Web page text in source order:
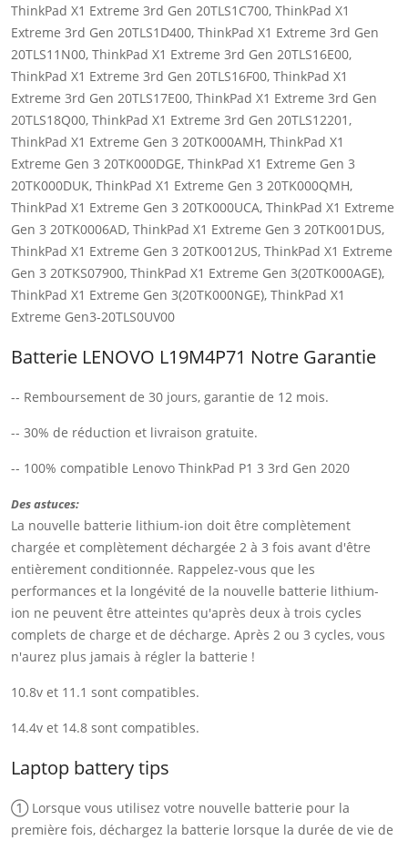
ThinkPad X1 Extreme 3rd Gen 20TLS1C700, ThinkPad X1
Extreme 3rd Gen 20TLS1D400, ThinkPad X1 Extreme 3rd Gen
20TLS11N00, ThinkPad X1 Extreme 3rd Gen 20TLS16E00,
ThinkPad X1 Extreme 3rd Gen 20TLS16F00, ThinkPad X1
Extreme 3rd Gen 20TLS17E00, ThinkPad X1 Extreme 3rd Gen
20TLS18Q00, ThinkPad X1 Extreme 3rd Gen 20TLS12201,
ThinkPad X1 Extreme Gen 3 20TK000AMH, ThinkPad X1
Extreme Gen 3 20TK000DGE, ThinkPad X1 Extreme Gen 3
20TK000DUK, ThinkPad X1 Extreme Gen 3 20TK000QMH,
ThinkPad X1 Extreme Gen 3 20TK000UCA, ThinkPad X1 Extreme
Gen 3 20TK0006AD, ThinkPad X1 Extreme Gen 3 20TK001DUS,
ThinkPad X1 Extreme Gen 3 20TK0012US, ThinkPad X1 Extreme
Gen 3 20TKS07900, ThinkPad X1 Extreme Gen 3(20TK000AGE),
ThinkPad X1 Extreme Gen 3(20TK000NGE), ThinkPad X1
Extreme Gen3-20TLS0UV00
Batterie LENOVO L19M4P71 Notre Garantie
-- Remboursement de 30 jours, garantie de 12 mois.
-- 30% de réduction et livraison gratuite.
-- 100% compatible Lenovo ThinkPad P1 3 3rd Gen 2020
Des astuces:
La nouvelle batterie lithium-ion doit être complètement
chargée et complètement déchargée 2 à 3 fois avant d'être
entièrement conditionnée. Rappelez-vous que les
performances et la longévité de la nouvelle batterie lithium-
ion ne peuvent être atteintes qu'après deux à trois cycles
complets de charge et de décharge. Après 2 ou 3 cycles, vous
n'aurez plus jamais à régler la batterie !
10.8v et 11.1 sont compatibles.
14.4v et 14.8 sont compatibles.
Laptop battery tips
① Lorsque vous utilisez votre nouvelle batterie pour la
première fois, déchargez la batterie lorsque la durée de vie de